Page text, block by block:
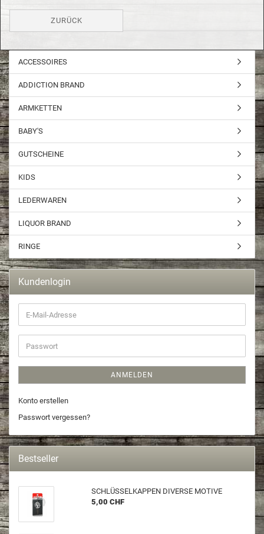
ZURÜCK
ACCESSOIRES
ADDICTION BRAND
ARMKETTEN
BABY'S
GUTSCHEINE
KIDS
LEDERWAREN
LIQUOR BRAND
RINGE
Kundenlogin
ANMELDEN
Konto erstellen
Passwort vergessen?
Bestseller
SCHLÜS­SEL­KAP­PEN DI­VER­SE MO­TI­VE
5,00 CHF